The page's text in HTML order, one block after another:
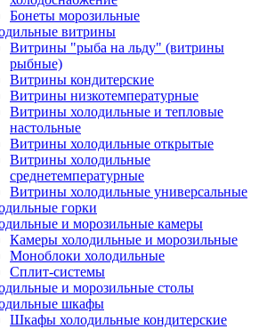
Бонеты морозильные
витрины
Витрины "рыба на льду" (витрины
рыбные)
Витрины кондитерские
Витрины низкотемпературные
Витрины холодильные и тепловые
настольные
Витрины холодильные открытые
Витрины холодильные
среднетемпературные
Витрины холодильные универсальные
горки
и морозильные камеры
Камеры холодильные и морозильные
Моноблоки холодильные
Сплит-системы
и морозильные столы
шкафы
Шкафы холодильные кондитерские